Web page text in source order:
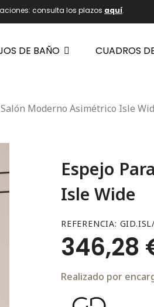
consulta los plazos aquí.
DE BAÑO CUADROS
Moderno Asimétrico Isle
Espejo
Isle Wide
REFERENCIA
346,28
Realizado por